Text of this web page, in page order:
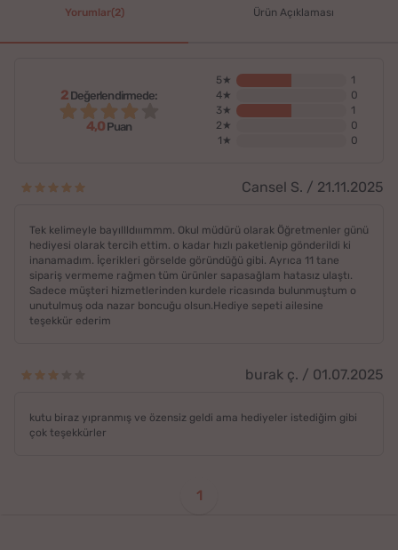
Yorumlar(2) Ürün Açıklaması
2Değerlendirmede:
4,0Puan
5★
1
4★
0
3★
1
2★
0
1★
0
Cansel S. / 21.11.2025
Tek kelimeyle bayıllldııımmm. Okul müdürü olarak Öğretmenler günü
hediyesi olarak tercih ettim. o kadar hızlı paketlenip gönderildi ki
inanamadım. İçerikleri görselde göründüğü gibi. Ayrıca 11 tane
sipariş vermeme rağmen tüm ürünler sapasağlam hatasız ulaştı.
Sadece müşteri hizmetlerinden kurdele ricasında bulunmuştum o
unutulmuş oda nazar boncuğu olsun.Hediye sepeti ailesine
teşekkür ederim
burak ç. / 01.07.2025
kutu biraz yıpranmış ve özensiz geldi ama hediyeler istediğim gibi
çok teşekkürler
1